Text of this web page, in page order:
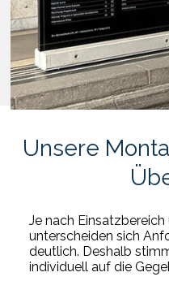
Unsere
Je nach
unterscheiden sich
deutlich. Deshalb
individuell auf die